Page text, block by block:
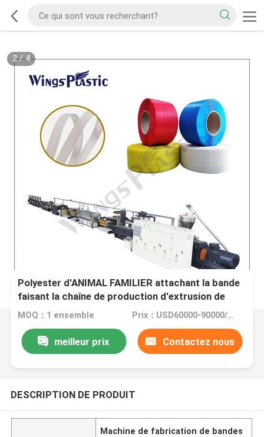
2/4
Polyester d'ANIMAL FAMILIER attachant la bande
faisant la chaîne de production d'extrusion de
machine
MOQ：1 ensemble Prix：USD60000-90000/set
meilleur prix Contactez nous
DESCRIPTION DE PRODUIT
Machine de fabrication de bandes